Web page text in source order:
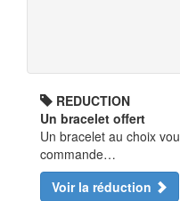
REDUCTION
Un bracelet offert
Un bracelet au choix
commande…
Voir la réduction